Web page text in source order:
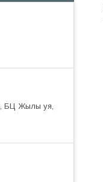
БЦ Жылы уя,